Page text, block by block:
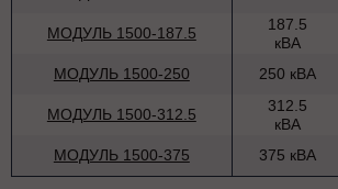
МОДУЛЬ 1500-187.5
187.5
кВА
МОДУЛЬ 1500-250
250 кВА
МОДУЛЬ 1500-312.5
312.5
кВА
МОДУЛЬ 1500-375
375 кВА